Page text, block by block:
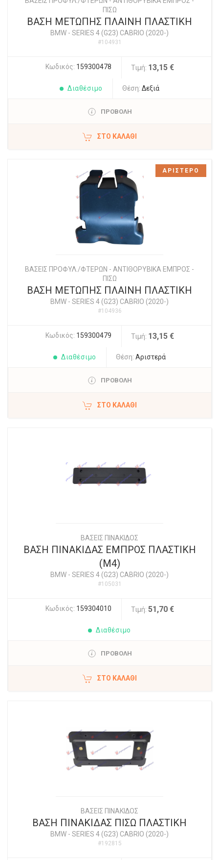
ΠΙΣΩ
ΒΑΣΗ ΜΕΤΩΠΗΣ ΠΛΑΙΝΗ ΠΛΑΣΤΙΚΗ
BMW - SERIES 4 (G23) CABRIO (2020-)
#104931
Κωδικός: 159300478 Τιμή: 13,15 €
Διαθέσιμο Θέση: Δεξιά
ΠΡΟΒΟΛΗ
ΣΤΟ ΚΑΛΆΘΙ
ΒΑΣΕΙΣ ΠΡΟΦΥΛ./ΦΤΕΡΩΝ - ΑΝΤΙΘΟΡΥΒΙΚΑ ΕΜΠΡΟΣ -
ΠΙΣΩ
ΒΑΣΗ ΜΕΤΩΠΗΣ ΠΛΑΙΝΗ ΠΛΑΣΤΙΚΗ
BMW - SERIES 4 (G23) CABRIO (2020-)
#104936
Κωδικός: 159300479 Τιμή: 13,15 €
Διαθέσιμο Θέση: Αριστερά
ΠΡΟΒΟΛΗ
ΣΤΟ ΚΑΛΆΘΙ
ΑΡΙΣΤΕΡΟ
ΒΑΣΕΙΣ ΠΙΝΑΚΙΔΟΣ
ΒΑΣΗ ΠΙΝΑΚΙΔΑΣ ΕΜΠΡΟΣ ΠΛΑΣΤΙΚΗ
(M4)
BMW - SERIES 4 (G23) CABRIO (2020-)
#105031
Κωδικός: 159304010 Τιμή: 51,70 €
Διαθέσιμο
ΠΡΟΒΟΛΗ
ΣΤΟ ΚΑΛΆΘΙ
ΒΑΣΕΙΣ ΠΙΝΑΚΙΔΟΣ
ΒΑΣΗ ΠΙΝΑΚΙΔΑΣ ΠΙΣΩ ΠΛΑΣΤΙΚΗ
BMW - SERIES 4 (G23) CABRIO (2020-)
#192815